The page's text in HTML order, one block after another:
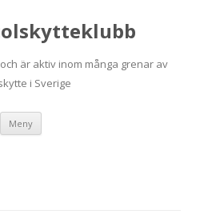
är aktiv inom många grenar av
i Sverige
Meny